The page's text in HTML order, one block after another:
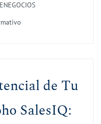
de Tu
SalesIQ: